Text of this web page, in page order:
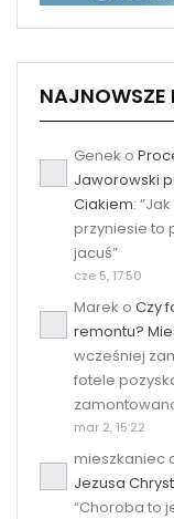
NAJNOWSZE
Genek o
Jaworowski
Ciakiem: “
przyniesie to
jacuś”
cze 5, 17:50
Marek o Czy
remontu?
wcześniej
fotele
mar 2, 15:22
mieszkaniec
Jezusa
“Choroba to